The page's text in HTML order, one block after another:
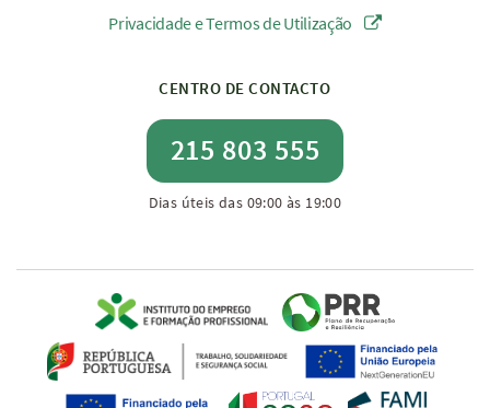
Privacidade e Termos de Utilização
CENTRO DE CONTACTO
215 803 555
Dias úteis das 09:00 às 19:00